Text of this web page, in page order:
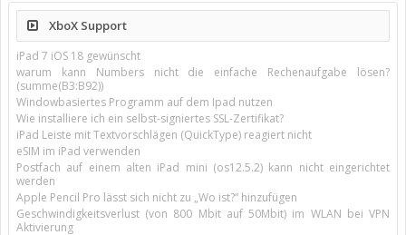
XboX Support
iPad 7 iOS 18 gewünscht
warum kann Numbers nicht die einfache Rechenaufgabe lösen?
(summe(B3:B92))
Windowbasiertes Programm auf dem Ipad nutzen
Wie installiere ich ein selbst-signiertes SSL-Zertifikat?
iPad Leiste mit Textvorschlägen (QuickType) reagiert nicht
eSIM im iPad verwenden
Postfach auf einem alten iPad mini (os12.5.2) kann nicht eingerichtet
werden
Apple Pencil Pro lässt sich nicht zu „Wo ist?“ hinzufügen
Geschwindigkeitsverlust (von 800 Mbit auf 50Mbit) im WLAN bei VPN
Aktivierung